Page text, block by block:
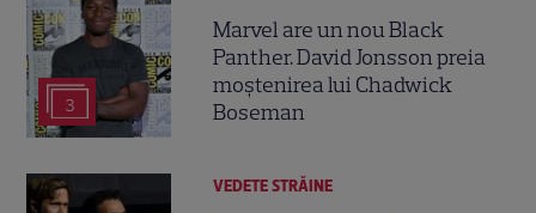
3
Marvel are un nou Black
Panther. David Jonsson preia
moștenirea lui Chadwick
Boseman
VEDETE STRĂINE